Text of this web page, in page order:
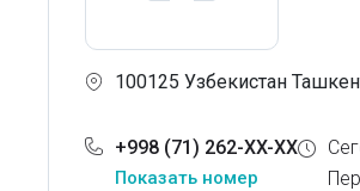
100125 Узбекистан
+998 (71) 262-XX-XX
Показать номер